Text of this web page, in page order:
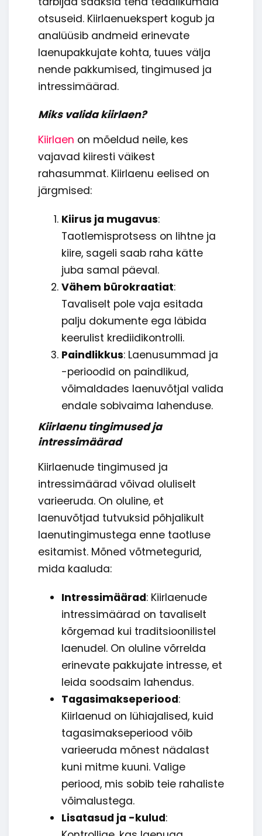
otsuseid. Kiirlaenuekspert kogub ja
analüüsib andmeid erinevate
laenupakkujate kohta, tuues välja
nende pakkumised, tingimused ja
intressimäärad.
Miks valida kiirlaen?
Kiirlaen on mõeldud neile, kes
vajavad kiiresti väikest
rahasummat. Kiirlaenu eelised on
järgmised:
Kiirus ja mugavus:
Taotlemisprotsess on lihtne ja
kiire, sageli saab raha kätte
juba samal päeval.
Vähem bürokraatiat:
Tavaliselt pole vaja esitada
palju dokumente ega läbida
keerulist krediidikontrolli.
Paindlikkus: Laenusummad ja
-perioodid on paindlikud,
võimaldades laenuvõtjal valida
endale sobivaima lahenduse.
Kiirlaenu tingimused ja
intressimäärad
Kiirlaenude tingimused ja
intressimäärad võivad oluliselt
varieeruda. On oluline, et
laenuvõtjad tutvuksid põhjalikult
laenutingimustega enne taotluse
esitamist. Mõned võtmetegurid,
mida kaaluda:
Intressimäärad: Kiirlaenude
intressimäärad on tavaliselt
kõrgemad kui traditsioonilistel
laenudel. On oluline võrrelda
erinevate pakkujate intresse, et
leida soodsaim lahendus.
Tagasimakseperiood:
Kiirlaenud on lühiajalised, kuid
tagasimakseperiood võib
varieeruda mõnest nädalast
kuni mitme kuuni. Valige
periood, mis sobib teie rahaliste
võimalustega.
Lisatasud ja -kulud: